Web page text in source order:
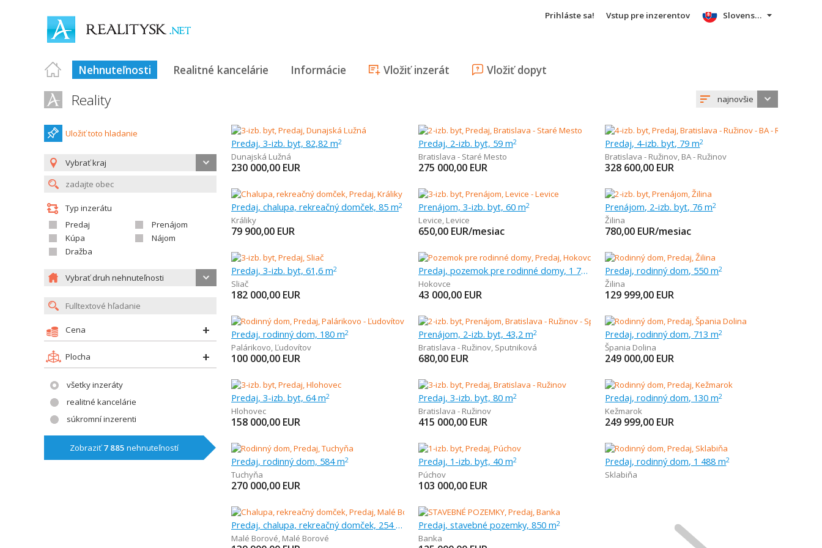
Prihláste sa! Vstup pre inzerentov
Nehnuteľnosti Realitné kancelárie Informácie Vložiť inzerát Vložiť dopyt
Slovensky
Reality najnovšie
Uložiť toto hladanie
Vybrať kraj
Typ inzerátu
Predaj
Prenájom
Kúpa
Nájom
Dražba
Vybrať druh nehnuteľnosti
Cena
Plocha
všetky inzeráty
realitné kancelárie
súkromní inzerenti
Zobraziť7 885 nehnuteľností
Predaj, 3-izb. byt, 82,82 m2
Dunajská Lužná
230 000,00 EUR
Predaj, 2-izb. byt, 59 m2
Bratislava - Staré Mesto
275 000,00 EUR
Predaj, 4-izb. byt, 79 m2
Bratislava - Ružinov, BA - Ružinov
328 600,00 EUR
Predaj, chalupa, rekreačný domček, 85 m2
Králiky
79 900,00 EUR
Prenájom, 3-izb. byt, 60 m2
Levice, Levice
650,00 EUR/mesiac
Prenájom, 2-izb. byt, 76 m2
Žilina
780,00 EUR/mesiac
Predaj, 3-izb. byt, 61,6 m2
Sliač
182 000,00 EUR
Predaj, pozemok pre rodinné domy, 1 776 m
Hokovce
43 000,00 EUR
Predaj, rodinný dom, 550 m2
Žilina
129 999,00 EUR
Predaj, rodinný dom, 180 m2
Palárikovo, Ľudovítov
100 000,00 EUR
Prenájom, 2-izb. byt, 43,2 m2
Bratislava - Ružinov, Sputniková
680,00 EUR
Predaj, rodinný dom, 713 m2
Špania Dolina
249 000,00 EUR
Predaj, 3-izb. byt, 64 m2
Hlohovec
158 000,00 EUR
Predaj, 3-izb. byt, 80 m2
Bratislava - Ružinov
415 000,00 EUR
Predaj, rodinný dom, 130 m2
Kežmarok
249 999,00 EUR
Predaj, rodinný dom, 584 m2
Tuchyňa
270 000,00 EUR
Predaj, 1-izb. byt, 40 m2
Púchov
103 000,00 EUR
Predaj, rodinný dom, 1 488 m2
Sklabiňa
Predaj, chalupa, rekreačný domček, 254 m
Malé Borové, Malé Borové
Predaj, stavebné pozemky, 850 m2
Banka